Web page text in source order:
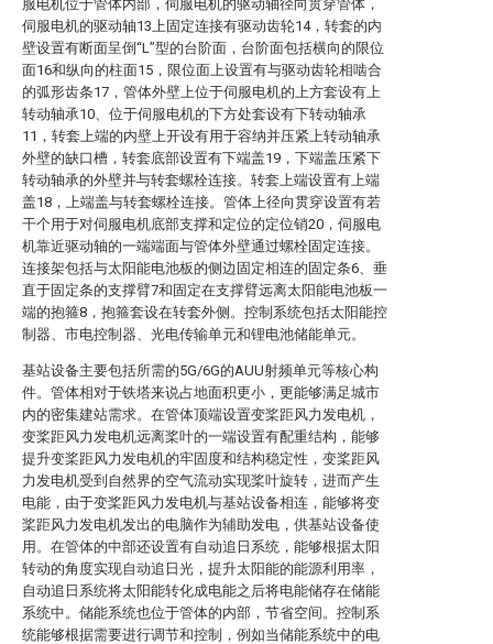
服电机位于管体内部，伺服电机的驱动轴径向贯穿管体，
伺服电机的驱动轴13上固定连接有驱动齿轮14，转套的内
壁设置有断面呈倒“L”型的台阶面，台阶面包括横向的限位
面16和纵向的柱面15，限位面上设置有与驱动齿轮相啮合
的弧形齿条17，管体外壁上位于伺服电机的上方套设有上
转动轴承10、位于伺服电机的下方处套设有下转动轴承
11，转套上端的内壁上开设有用于容纳并压紧上转动轴承
外壁的缺口槽，转套底部设置有下端盖19，下端盖压紧下
转动轴承的外壁并与转套螺栓连接。转套上端设置有上端
盖18，上端盖与转套螺栓连接。管体上径向贯穿设置有若
干个用于对伺服电机底部支撑和定位的定位销20，伺服电
机靠近驱动轴的一端端面与管体外壁通过螺栓固定连接。
连接架包括与太阳能电池板的侧边固定相连的固定条6、垂
直于固定条的支撑臂7和固定在支撑臂远离太阳能电池板一
端的抱箍8，抱箍套设在转套外侧。控制系统包括太阳能控
制器、市电控制器、光电传输单元和锂电池储能单元。
基站设备主要包括所需的5G/6G的AUU射频单元等核心构
件。管体相对于铁塔来说占地面积更小，更能够满足城市
内的密集建站需求。在管体顶端设置变桨距风力发电机，
变桨距风力发电机远离桨叶的一端设置有配重结构，能够
提升变桨距风力发电机的牢固度和结构稳定性，变桨距风
力发电机受到自然界的空气流动实现桨叶旋转，进而产生
电能，由于变桨距风力发电机与基站设备相连，能够将变
桨距风力发电机发出的电脑作为辅助发电，供基站设备使
用。在管体的中部还设置有自动追日系统，能够根据太阳
转动的角度实现自动追日光，提升太阳能的能源利用率，
自动追日系统将太阳能转化成电能之后将电能储存在储能
系统中。储能系统也位于管体的内部，节省空间。控制系
统能够根据需要进行调节和控制，例如当储能系统中的电